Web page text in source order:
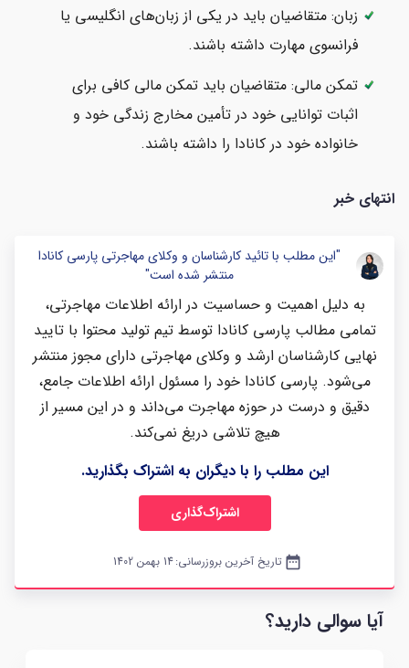
زبان: متقاضیان باید در یکی از زبان‌های انگلیسی یا
فرانسوی مهارت داشته باشند.
تمکن مالی: متقاضیان باید تمکن مالی کافی برای
اثبات توانایی خود در تأمین مخارج زندگی خود و
خانواده خود در کانادا را داشته باشند.
انتهای خبر
"این مطلب با تائید کارشناسان و وکلای مهاجرتی پارسی کانادا
منتشر شده است"
به دلیل اهمیت و حساسیت در ارائه اطلاعات مهاجرتی،
تمامی مطالب پارسی کانادا توسط تیم تولید محتوا با تایید
نهایی کارشناسان ارشد و وکلای مهاجرتی دارای مجوز منتشر
می‌شود. پارسی کانادا خود را مسئول ارائه اطلاعات جامع،
دقیق و درست در حوزه مهاجرت می‌داند و در این مسیر از
هیچ تلاشی دریغ نمی‌کند.
این مطلب را با دیگران به اشتراک بگذارید.
اشتراک‌گذاری
date_range تاریخ آخرین بروزرسانی:14 بهمن 1402
آیا سوالی دارید؟